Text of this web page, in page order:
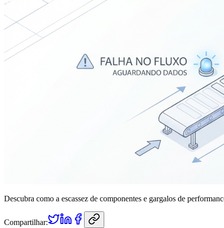
Descubra como a escassez de componentes e gargalos de
Compartilhar: